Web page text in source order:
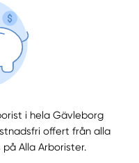
i hela Gävleborg
offert från alla
Alla Arborister.